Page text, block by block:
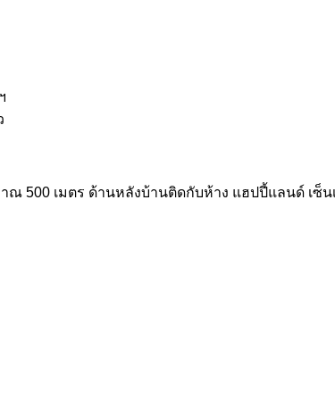
ณ 500 เมตร ด้านหลังบ้านติดกับห้าง แฮปปี้แลนด์ เซ็น